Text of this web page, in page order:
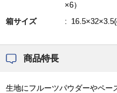
×6）
箱サイズ
商品特長
生地にフルーツパウダーやペー